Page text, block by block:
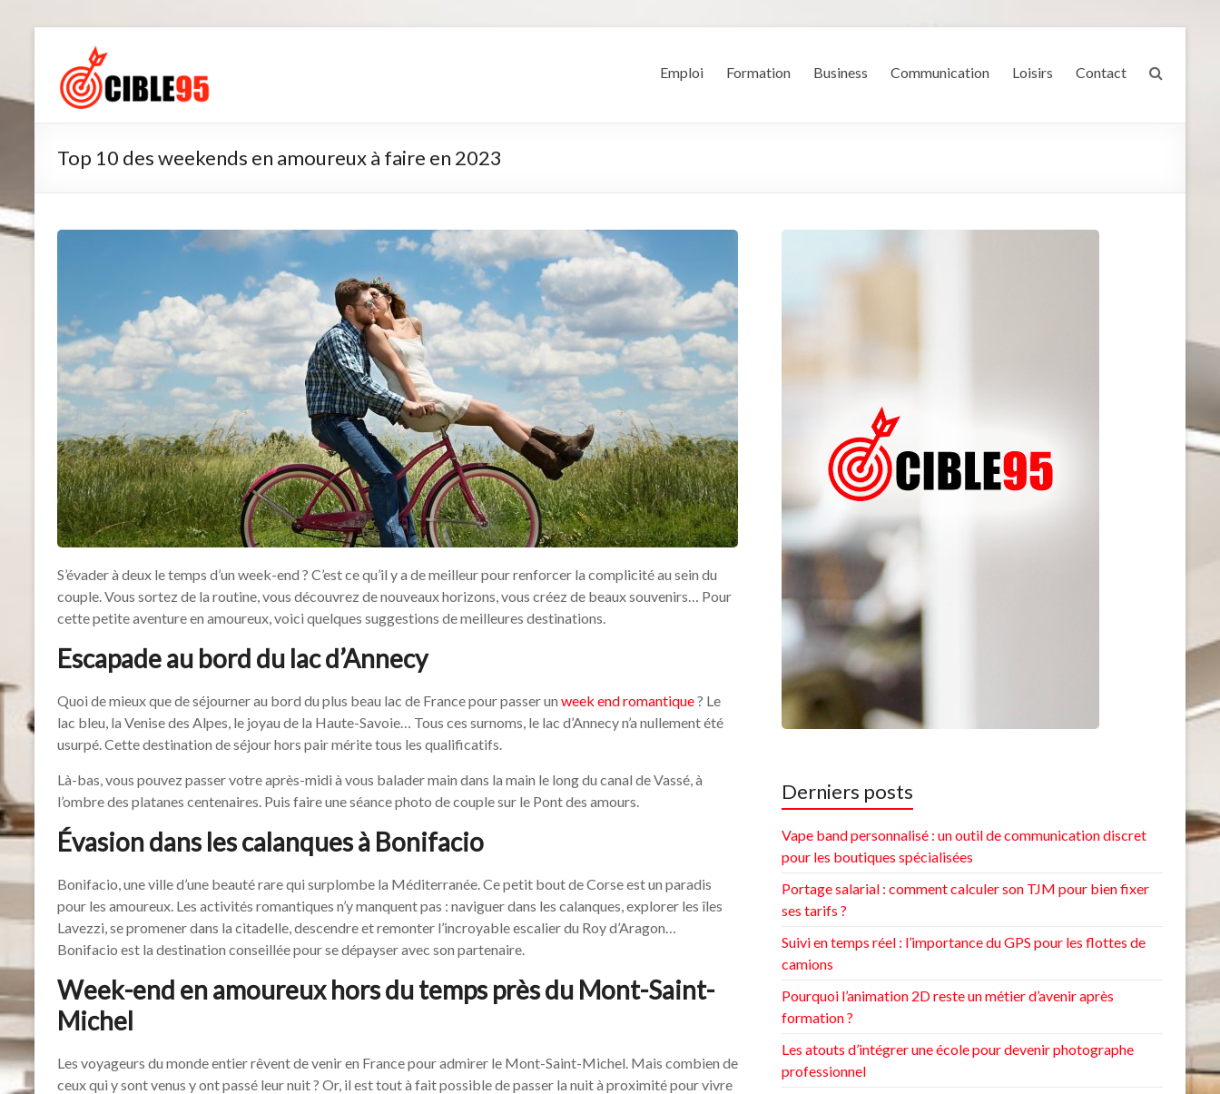
contenuCible95 Emploi Formation Business Communication Loisirs Contact
Top 10 des weekends en amoureux à faire en 2023
S’évader à deux le temps d’un week-end ? C’est ce qu’il y a de meilleur pour renforcer la complicité au sein du
couple. Vous sortez de la routine, vous découvrez de nouveaux horizons, vous créez de beaux souvenirs… Pour
cette petite aventure en amoureux, voici quelques suggestions de meilleures destinations.
Escapade au bord du lac d’Annecy
Quoi de mieux que de séjourner au bord du plus beau lac de France pour passer un week end romantique? Le
lac bleu, la Venise des Alpes, le joyau de la Haute-Savoie… Tous ces surnoms, le lac d’Annecy n’a nullement été
usurpé. Cette destination de séjour hors pair mérite tous les qualificatifs.
Là-bas, vous pouvez passer votre après-midi à vous balader main dans la main le long du canal de Vassé, à
l’ombre des platanes centenaires. Puis faire une séance photo de couple sur le Pont des amours.
Évasion dans les calanques à Bonifacio
Bonifacio, une ville d’une beauté rare qui surplombe la Méditerranée. Ce petit bout de Corse est un paradis
pour les amoureux. Les activités romantiques n’y manquent pas : naviguer dans les calanques, explorer les îles
Lavezzi, se promener dans la citadelle, descendre et remonter l’incroyable escalier du Roy d’Aragon…
Bonifacio est la destination conseillée pour se dépayser avec son partenaire.
Week-end en amoureux hors du temps près du Mont-Saint-
Michel
Les voyageurs du monde entier rêvent de venir en France pour admirer le Mont-Saint-Michel. Mais combien de
ceux qui y sont venus y ont passé leur nuit ? Or, il est tout à fait possible de passer la nuit à proximité pour vivre
Derniers posts
Vape band personnalisé : un outil de communication discret
pour les boutiques spécialisées
Portage salarial : comment calculer son TJM pour bien fixer
ses tarifs ?
Suivi en temps réel : l’importance du GPS pour les flottes de
camions
Pourquoi l’animation 2D reste un métier d’avenir après
formation ?
Les atouts d’intégrer une école pour devenir photographe
professionnel